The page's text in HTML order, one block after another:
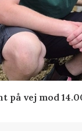
på vej mod